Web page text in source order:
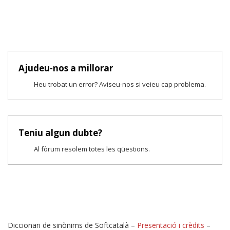
Ajudeu-nos a millorar
Heu trobat un error? Aviseu-nos si veieu cap problema.
Teniu algun dubte?
Al fòrum resolem totes les qüestions.
Diccionari de sinònims de Softcatalà – Presentació i crèdits –